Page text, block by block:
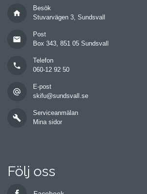
home
Besök
Stuvarvägen 3, Sundsvall
mail
Post
Box 343, 851 05 Sundsvall
phone
Telefon
060-12 92 50
alternate_email
E-post
skifu@sundsvall.se
build
Serviceanmälan
Mina sidor
Följ oss